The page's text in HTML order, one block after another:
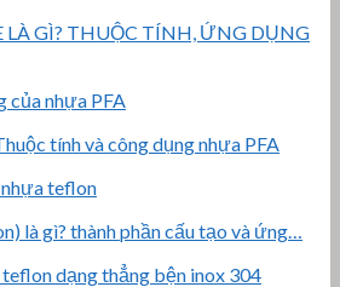
LÀ GÌ? THUỘC TÍNH, ỨNG DỤNG
tính và công dụng nhựa PFA
là gì? thành phần cấu tạo và ứng…